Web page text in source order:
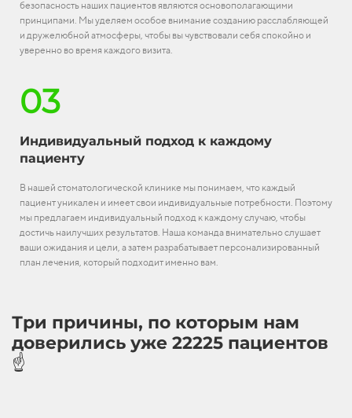
безопасность наших пациентов являются основополагающими
принципами. Мы уделяем особое внимание созданию расслабляющей
и дружелюбной атмосферы, чтобы вы чувствовали себя спокойно и
уверенно во время каждого визита.
03
Индивидуальный подход к каждому
пациенту
В нашей стоматологической клинике мы понимаем, что каждый
пациент уникален и имеет свои индивидуальные потребности. Поэтому
мы предлагаем индивидуальный подход к каждому случаю, чтобы
достичь наилучших результатов. Наша команда внимательно слушает
ваши ожидания и цели, а затем разрабатывает персонализированный
план лечения, который подходит именно вам.
Три причины, по которым нам
доверились уже 22225 пациентов
☝️